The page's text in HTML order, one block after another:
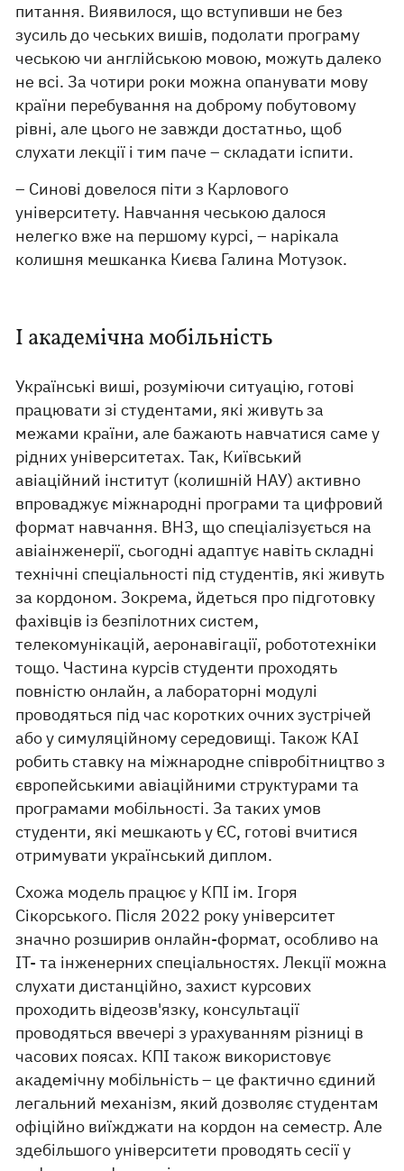
питання. Виявилося, що вступивши не без
зусиль до чеських вишів, подолати програму
чеською чи англійською мовою, можуть далеко
не всі. За чотири роки можна опанувати мову
країни перебування на доброму побутовому
рівні, але цього не завжди достатньо, щоб
слухати лекції і тим паче – складати іспити.
– Синові довелося піти з Карлового
університету. Навчання чеською далося
нелегко вже на першому курсі, – нарікала
колишня мешканка Києва Галина Мотузок.
І академічна мобільність
Українські виші, розуміючи ситуацію, готові
працювати зі студентами, які живуть за
межами країни, але бажають навчатися саме у
рідних університетах. Так, Київський
авіаційний інститут (колишній НАУ) активно
впроваджує міжнародні програми та цифровий
формат навчання. ВНЗ, що спеціалізується на
авіаінженерії, сьогодні адаптує навіть складні
технічні спеціальності під студентів, які живуть
за кордоном. Зокрема, йдеться про підготовку
фахівців із безпілотних систем,
телекомунікацій, аеронавігації, робототехніки
тощо. Частина курсів студенти проходять
повністю онлайн, а лабораторні модулі
проводяться під час коротких очних зустрічей
або у симуляційному середовищі. Також КАІ
робить ставку на міжнародне співробітництво з
європейськими авіаційними структурами та
програмами мобільності. За таких умов
студенти, які мешкають у ЄС, готові вчитися
отримувати український диплом.
Схожа модель працює у КПІ ім. Ігоря
Сікорського. Після 2022 року університет
значно розширив онлайн-формат, особливо на
IT- та інженерних спеціальностях. Лекції можна
слухати дистанційно, захист курсових
проходить відеозв'язку, консультації
проводяться ввечері з урахуванням різниці в
часових поясах. КПІ також використовує
академічну мобільність – це фактично єдиний
легальний механізм, який дозволяє студентам
офіційно виїжджати на кордон на семестр. Але
здебільшого університети проводять сесії у